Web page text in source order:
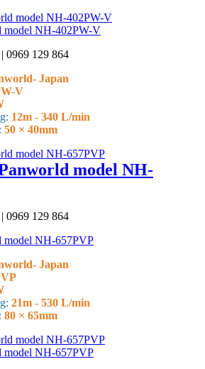
model NH-402PW-V
0969 129 864
Japan
V
12m - 340 L/min
50 × 40mm
model NH-
0969 129 864
model NH-657PVP
Japan
21m - 530 L/min
80 × 65mm
model NH-657PVP